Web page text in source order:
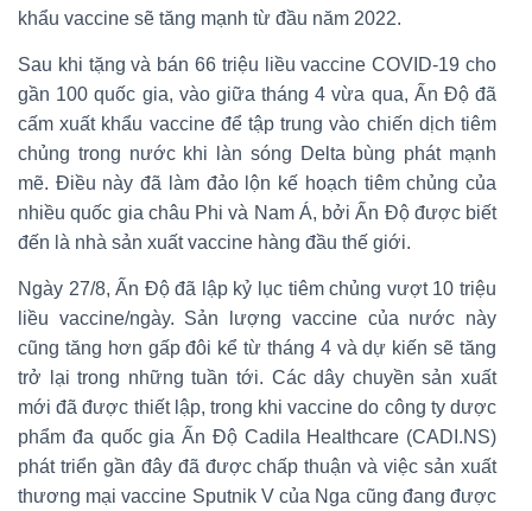
khẩu vaccine sẽ tăng mạnh từ đầu năm 2022.
Sau khi tặng và bán 66 triệu liều vaccine COVID-19 cho
gần 100 quốc gia, vào giữa tháng 4 vừa qua, Ấn Độ đã
cấm xuất khẩu vaccine để tập trung vào chiến dịch tiêm
chủng trong nước khi làn sóng Delta bùng phát mạnh
mẽ. Điều này đã làm đảo lộn kế hoạch tiêm chủng của
nhiều quốc gia châu Phi và Nam Á, bởi Ấn Độ được biết
đến là nhà sản xuất vaccine hàng đầu thế giới.
Ngày 27/8, Ấn Độ đã lập kỷ lục tiêm chủng vượt 10 triệu
liều vaccine/ngày. Sản lượng vaccine của nước này
cũng tăng hơn gấp đôi kể từ tháng 4 và dự kiến sẽ tăng
trở lại trong những tuần tới. Các dây chuyền sản xuất
mới đã được thiết lập, trong khi vaccine do công ty dược
phẩm đa quốc gia Ấn Độ Cadila Healthcare (CADI.NS)
phát triển gần đây đã được chấp thuận và việc sản xuất
thương mại vaccine Sputnik V của Nga cũng đang được